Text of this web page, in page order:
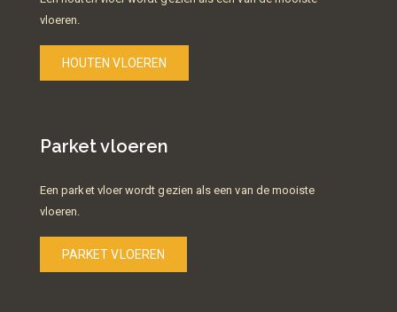
vloeren.
HOUTEN VLOEREN
Parket vloeren
Een parket vloer wordt gezien als een van de mooiste
vloeren.
PARKET VLOEREN